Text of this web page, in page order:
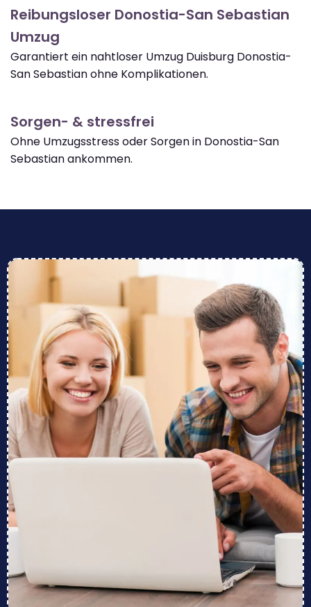
Reibungsloser Donostia-San Sebastian
Umzug
Garantiert ein nahtloser Umzug Duisburg Donostia-
San Sebastian ohne Komplikationen.
Sorgen- & stressfrei
Ohne Umzugsstress oder Sorgen in Donostia-San
Sebastian ankommen.